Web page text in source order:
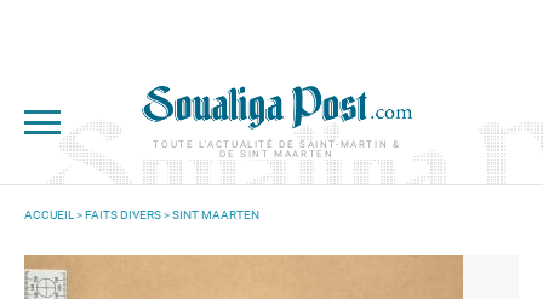
TOUTE L'ACTUALITÉ DE SAINT-MARTIN &
DE SINT MAARTEN
ACCUEIL >FAITS DIVERS>SINT MAARTEN